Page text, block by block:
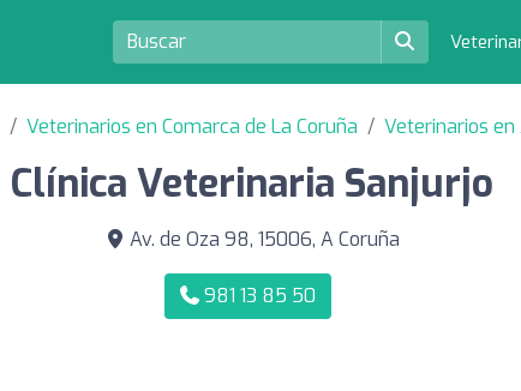
Veterinarios en Comarca de La Coruña Veterinarios en
Clínica Veterinaria Sanjurjo
Av. de Oza 98, 15006, A Coruña
981 13 85 50